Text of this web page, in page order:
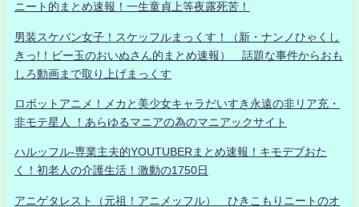
ニート的まとめ速報！一生童貞上等夜露死苦！
男装スケバン女子！スケッフルまっくす！（新・ナンノひゃくし
きっ!！ビー玉のおいぬさん的まとめ速報） 話題な事件からおも
しろ動画まで取り上げまっくす
ロボットアニメ！メカと美少女キャラだいすき永遠の非リア充・
非モテ星人 ！あらゆるマニアの為のマニアックサイト
ハルッフル-専業主夫的YOUTUBERまとめ速報！キモデブおた
く！初老人の介護生活！激動の1750日
アニゲタレスト（元祖！アニメッフル） ひきこもりニートのオ